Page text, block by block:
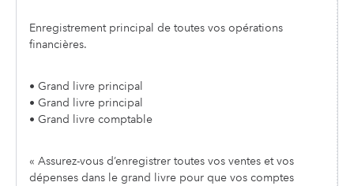
Enregistrement principal de toutes vos opérations
financières.
• Grand livre principal
• Grand livre principal
• Grand livre comptable
« Assurez-vous d’enregistrer toutes vos ventes et vos
dépenses dans le grand livre pour que vos comptes